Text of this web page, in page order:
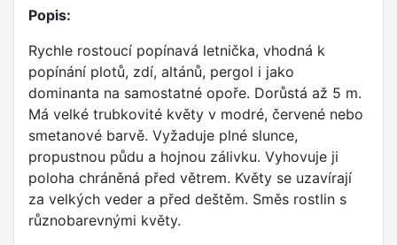
Popis:
Rychle rostoucí popínavá letnička, vhodná k
popínání plotů, zdí, altánů, pergol i jako
dominanta na samostatné opoře. Dorůstá až 5 m.
Má velké trubkovité květy v modré, červené nebo
smetanové barvě. Vyžaduje plné slunce,
propustnou půdu a hojnou zálivku. Vyhovuje ji
poloha chráněná před větrem. Květy se uzavírají
za velkých veder a před deštěm. Směs rostlin s
různobarevnými květy.